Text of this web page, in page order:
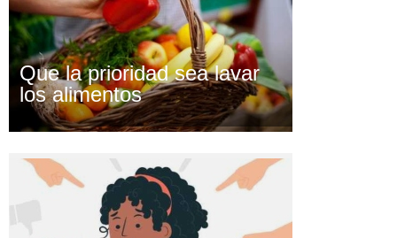
Que la prioridad sea lavar
los alimentos